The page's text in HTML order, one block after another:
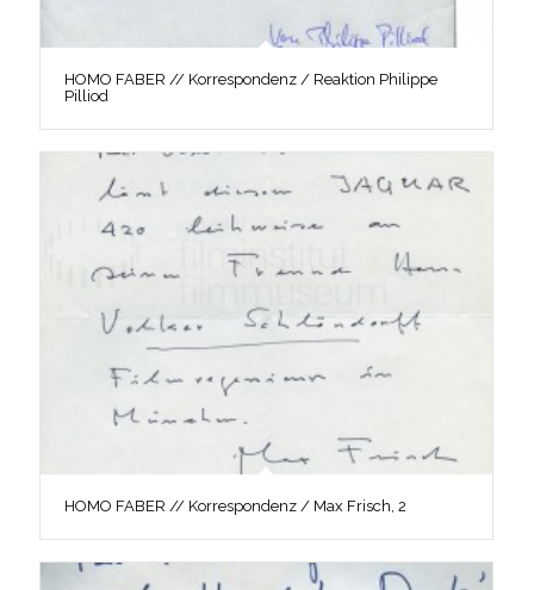
HOMO FABER // Korrespondenz / Reaktion Philippe
Pilliod
HOMO FABER // Korrespondenz / Max Frisch, 2